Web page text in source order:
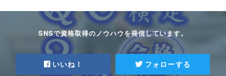
QC検定2級の合格率と難易度は？QC検定2
級の勉強法
2026.06.11
QC七つ道具は数値データ、新QC七つ道具は
言語データ、これらの違いを解説！
2025.03.15
SNSで資格取得のノウハウを発信しています。
いいね！ フォローする